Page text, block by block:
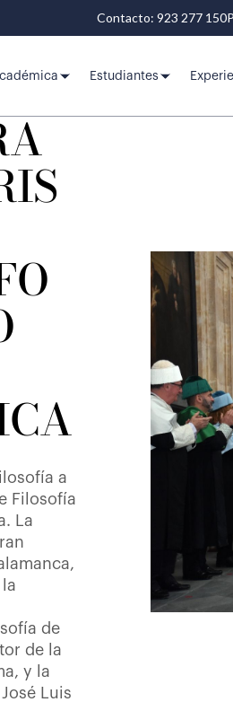
Contacto: 923 277 150
Estudiantes
a
Filosofía
La
de
de la
y la
Luis